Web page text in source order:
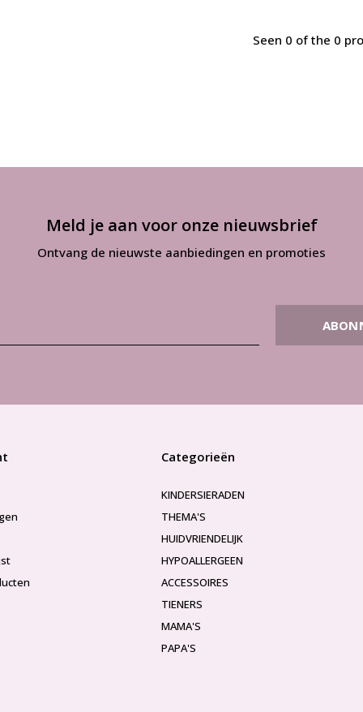
Seen 0 of the 0
Meld je aan voor onze nieuwsbrief
Ontvang de nieuwste aanbiedingen en promoties
Categorieën
KINDERSIERADEN
THEMA'S
HUIDVRIENDELIJK
HYPOALLERGEEN
ACCESSOIRES
TIENERS
MAMA'S
PAPA'S